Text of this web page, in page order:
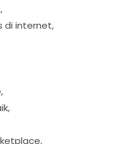
di internet,